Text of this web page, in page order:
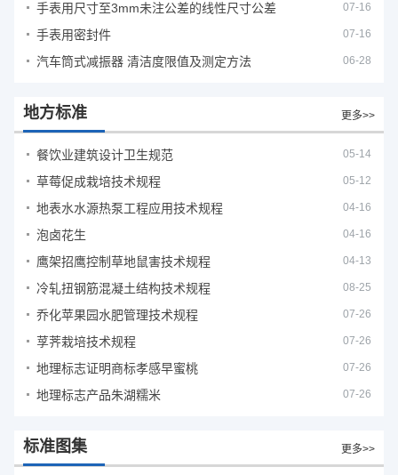
手表用尺寸至3mm未注公差的线性尺寸公差 07-16
手表用密封件 07-16
汽车筒式减振器 清洁度限值及测定方法 06-28
地方标准 更多>>
餐饮业建筑设计卫生规范 05-14
草莓促成栽培技术规程 05-12
地表水水源热泵工程应用技术规程 04-16
泡卤花生 04-16
鹰架招鹰控制草地鼠害技术规程 04-13
冷轧扭钢筋混凝土结构技术规程 08-25
乔化苹果园水肥管理技术规程 07-26
莩荠栽培技术规程 07-26
地理标志证明商标孝感早蜜桃 07-26
地理标志产品朱湖糯米 07-26
标准图集 更多>>